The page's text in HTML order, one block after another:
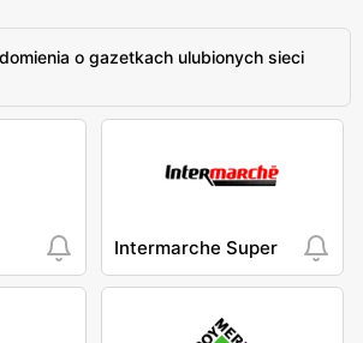
o gazetkach ulubionych sieci
Intermarche Super